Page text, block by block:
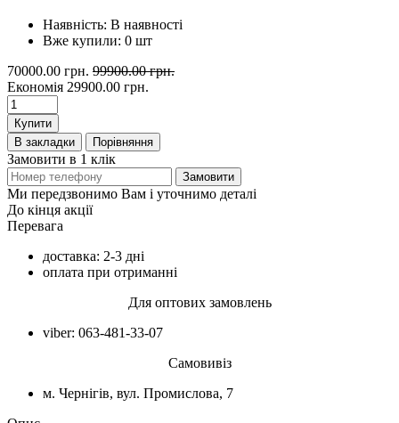
Наявність: В наявності
Вже купили: 0 шт
70000.00 грн. 99900.00 грн.
Економія 29900.00 грн.
Купити
В закладки
Порівняння
Замовити в 1 клік
Замовити
Ми передзвонимо Вам і уточнимо деталі
До кінця акції
Перевага
доставка: 2-3 дні
оплата при отриманні
Для оптових замовлень
viber: 063-481-33-07
Самовивіз
м. Чернігів, вул. Промислова, 7